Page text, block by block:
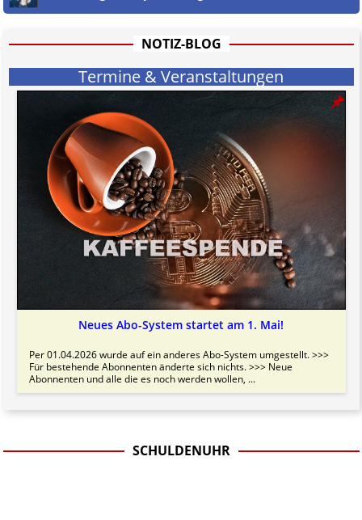
hat aufgrund der nicht Vertrags-gebundenen Wirksamkeit hpts.
Bitte beachten Sie in dem Zusammenhang auch unsereAGB.
NOTIZ-BLOG
Termine & Veranstaltungen
Neues Abo-System startet am 1. Mai!
Per 01.04.2026 wurde auf ein anderes Abo-System umgestellt. >>>
Für bestehende Abonnenten änderte sich nichts. >>> Neue
Abonnenten und alle die es noch werden wollen, ...
SCHULDENUHR